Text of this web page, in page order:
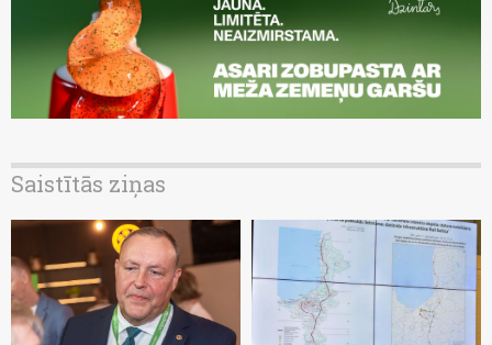
Saistītās ziņas